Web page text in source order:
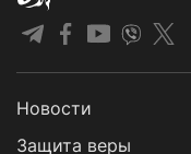
Новости
Защита веры